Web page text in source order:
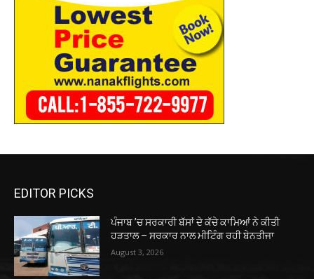
EDITOR PICKS
ਪੰਜਾਬ ’ਚ ਸਰਕਾਰੀ ਬੱਸਾਂ ਦੇ ਕੱਚੇ ਕਾਮਿਆਂ ਨੇ ਕੀਤੀ
ਹੜਤਾਲ – ਸਰਕਾਰ ਨਾਲ ਮੀਟਿੰਗ ਰਹੀ ਬੇਨਤੀਜਾ
August 3, 2026